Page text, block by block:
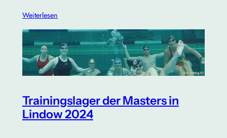
Weiterlesen
Trainingslager der Masters in
Lindow 2024